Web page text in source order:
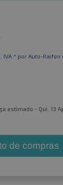
IVA * por Auto-Raifen
estimado - Qui. 13
de compras